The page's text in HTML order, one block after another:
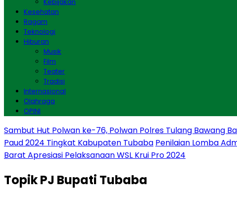
Kesehatan
Ragam
Teknologi
Hiburan
Musik
Film
Teater
Tradisi
Internasional
Olahraga
OPINI
Sambut Hut Polwan ke-76, Polwan Polres Tulang Bawang
Paud 2024 Tingkat Kabupaten Tubaba Penilaian Lomba
Barat Apresiasi Pelaksanaan WSL Krui Pro 2024
TopikPJ Bupati Tubaba